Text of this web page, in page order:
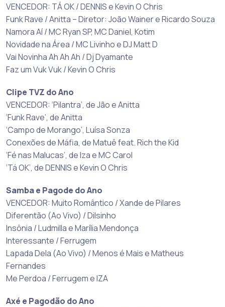
VENCEDOR: TÁ OK / DENNIS e Kevin O Chris
Funk Rave / Anitta – Diretor: João Wainer e Ricardo Souza
Namora Aí / MC Ryan SP, MC Daniel, Kotim
Novidade na Área / MC Livinho e DJ Matt D
Vai Novinha Ah Ah Ah / Dj Dyamante
Faz um Vuk Vuk / Kevin O Chris
Clipe TVZ do Ano
VENCEDOR: ‘Pilantra’, de Jão e Anitta
‘Funk Rave’, de Anitta
‘Campo de Morango’, Luísa Sonza
Conexões de Máfia, de Matuê feat. Rich the Kid
‘Fé nas Malucas’, de Iza e MC Carol
‘Tá OK’, de DENNIS e Kevin O Chris
Samba e Pagode do Ano
VENCEDOR: Muito Romântico / Xande de Pilares
Diferentão (Ao Vivo) / Dilsinho
Insônia / Ludmilla e Marília Mendonça
Interessante / Ferrugem
Lapada Dela (Ao Vivo) / Menos é Mais e Matheus
Fernandes
Me Perdoa / Ferrugem e IZA
Axé e Pagodão do Ano